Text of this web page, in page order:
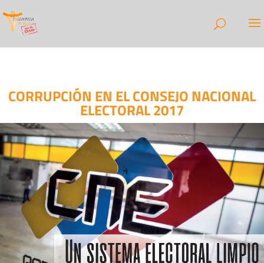
CORRUPCIÓN EN EL CONSEJO NACIONAL
ELECTORAL 2017